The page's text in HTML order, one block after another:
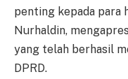
penting kepada para
Nurhaldin,
yang telah berhasil
DPRD.